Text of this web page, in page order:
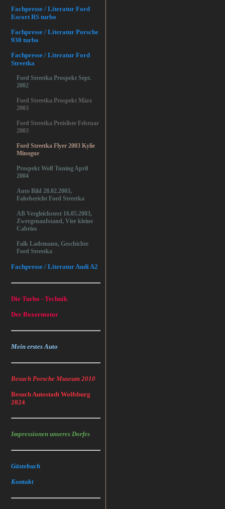
Fachpresse / Literatur Ford
Escort RS turbo
Fachpresse / Literatur Porsche
930 turbo
Fachpresse / Literatur Ford
Streetka
Ford Streetka Prospekt Sept.
2002
Ford Streetka Prospekt März
2003
Ford Streetka Preisliste Februar
2003
Ford Streetka Flyer 2003 Kylie
Minogue
Prospekt Wolf Tuning April
2004
Auto Bild 28.02.2003,
Fahrbericht Ford Streetka
AB Vergleichstest 16.05.2003,
Zwergenaufstand, Vier kleine
Cabrios
Falk Lademann, Geschichte
Ford Streetka
Fachpresse / Literatur Audi A2
Die Turbo - Technik
Der Boxermotor
Mein erstes Auto
Besuch Porsche Museum 2010
Besuch Autostadt Wolfsburg
2024
Impressionen unseres Dorfes
Gästebuch
Kontakt